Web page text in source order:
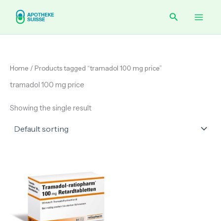
content
Search
Home / Products tagged “tramadol 100 mg price”
tramadol 100 mg price
Showing the single result
through
€ 310.00